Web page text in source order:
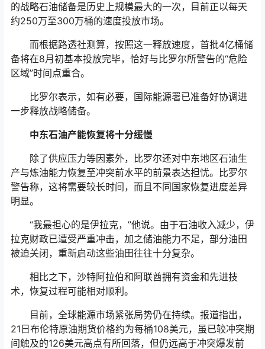
的战略石油储备是历史上规模最大的一次，目前正以每天
约250万至300万桶的速度投放市场。
而根据路透社测算，按照这一释放速度，首批4亿桶储
备将在8月初基本投放完毕，恰好与比罗尔所警告的“危险
区域”时间点重合。
比罗尔表示，如有必要，国际能源署已准备好协调进
一步释放战略储备。
中东石油产能恢复将十分缓慢
除了供应压力等因素外，比罗尔还对中东地区石油生
产与炼油能力恢复至冲突前水平的前景表达担忧。比罗尔
警告称，这将需要较长时间，而且不同国家恢复进度差异
明显。
“我最担心的是伊拉克，”他说。由于石油收入减少，伊
拉克财政已遭受严重冲击，加之储油能力不足，部分油田
被迫关闭，重新启动这些油田往往十分复杂。
相比之下，沙特阿拉伯和阿联酋拥有资金和先进技
术，恢复过程可能相对顺利。
目前，全球能源市场紧张局势仍在持续。报道指出，
21日布伦特原油期货价格约为每桶108美元，虽已较冲突期
间触及的126美元高点有所回落，但仍远高于冲突爆发前